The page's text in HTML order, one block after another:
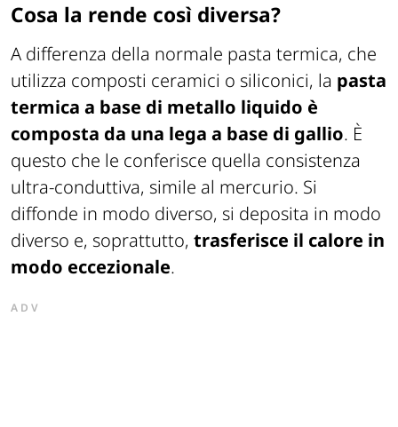
Cosa la rende così diversa?
A differenza della normale pasta termica, che
utilizza composti ceramici o siliconici, la pasta
termica a base di metallo liquido è
composta da una lega a base di gallio. È
questo che le conferisce quella consistenza
ultra-conduttiva, simile al mercurio. Si
diffonde in modo diverso, si deposita in modo
diverso e, soprattutto, trasferisce il calore in
modo eccezionale.
ADV